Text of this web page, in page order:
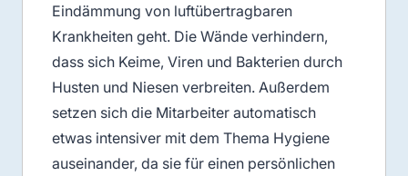
Eindämmung von luftübertragbaren
Krankheiten geht. Die Wände verhindern,
dass sich Keime, Viren und Bakterien durch
Husten und Niesen verbreiten. Außerdem
setzen sich die Mitarbeiter automatisch
etwas intensiver mit dem Thema Hygiene
auseinander, da sie für einen persönlichen